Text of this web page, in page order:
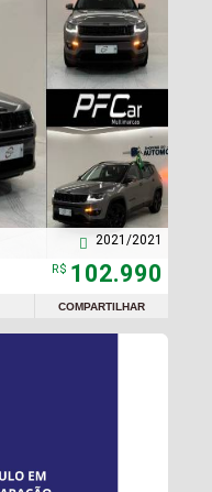
2021/2021

R$ 102.990
COMPARTILHAR